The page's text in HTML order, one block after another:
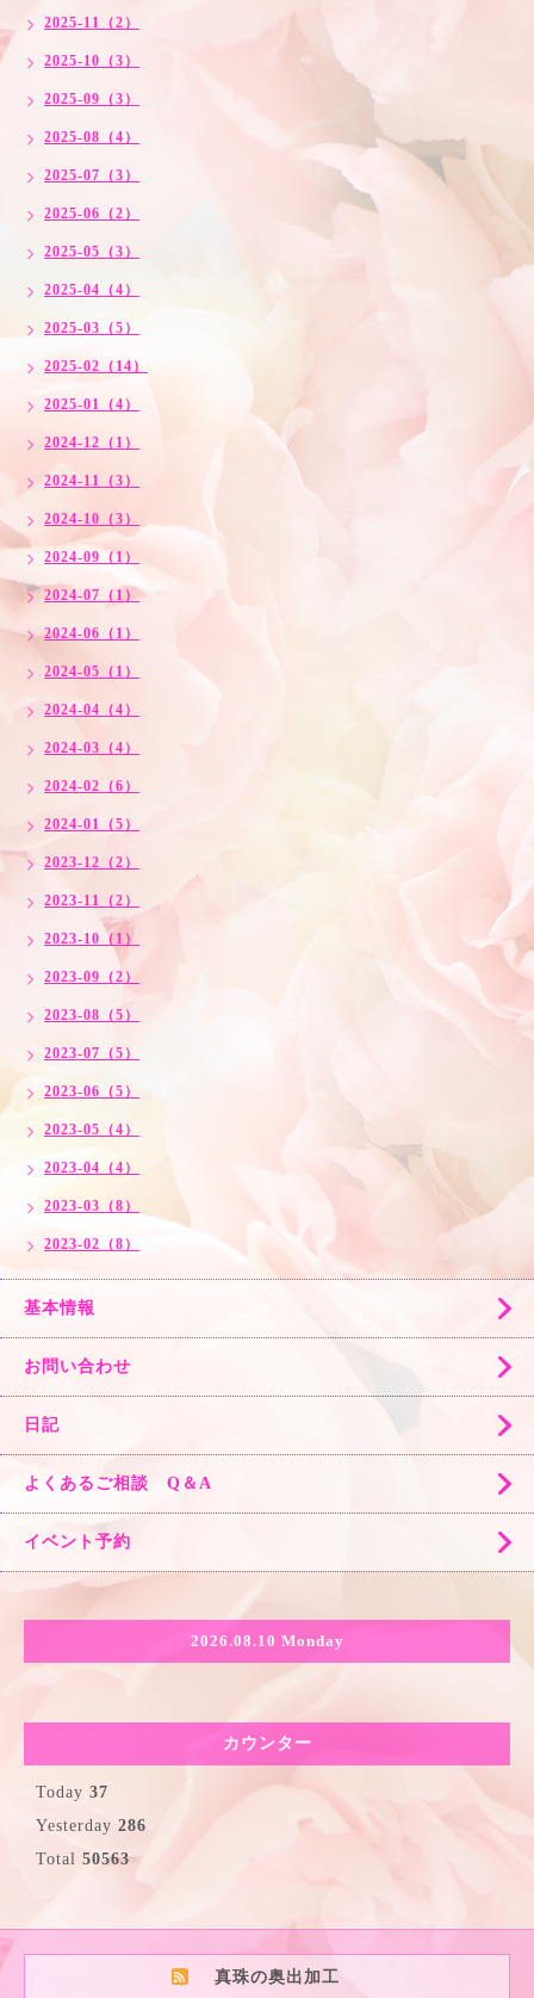
2025-11（2）
2025-10（3）
2025-09（3）
2025-08（4）
2025-07（3）
2025-06（2）
2025-05（3）
2025-04（4）
2025-03（5）
2025-02（14）
2025-01（4）
2024-12（1）
2024-11（3）
2024-10（3）
2024-09（1）
2024-07（1）
2024-06（1）
2024-05（1）
2024-04（4）
2024-03（4）
2024-02（6）
2024-01（5）
2023-12（2）
2023-11（2）
2023-10（1）
2023-09（2）
2023-08（5）
2023-07（5）
2023-06（5）
2023-05（4）
2023-04（4）
2023-03（8）
2023-02（8）
基本情報
お問い合わせ
日記
よくあるご相談 Q＆A
イベント予約
2026.08.10 Monday
カウンター
Today 37
Yesterday 286
Total 50563
真珠の奥出加工